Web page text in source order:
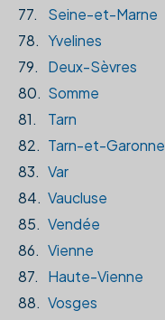
77.
Seine-et-Marne
78. Yvelines
79.
Deux-Sèvres
80. Somme
81.
Tarn
82. Tarn-et-Garonne
83. Var
84. Vaucluse
85. Vendée
86. Vienne
87.
Haute-Vienne
88. Vosges